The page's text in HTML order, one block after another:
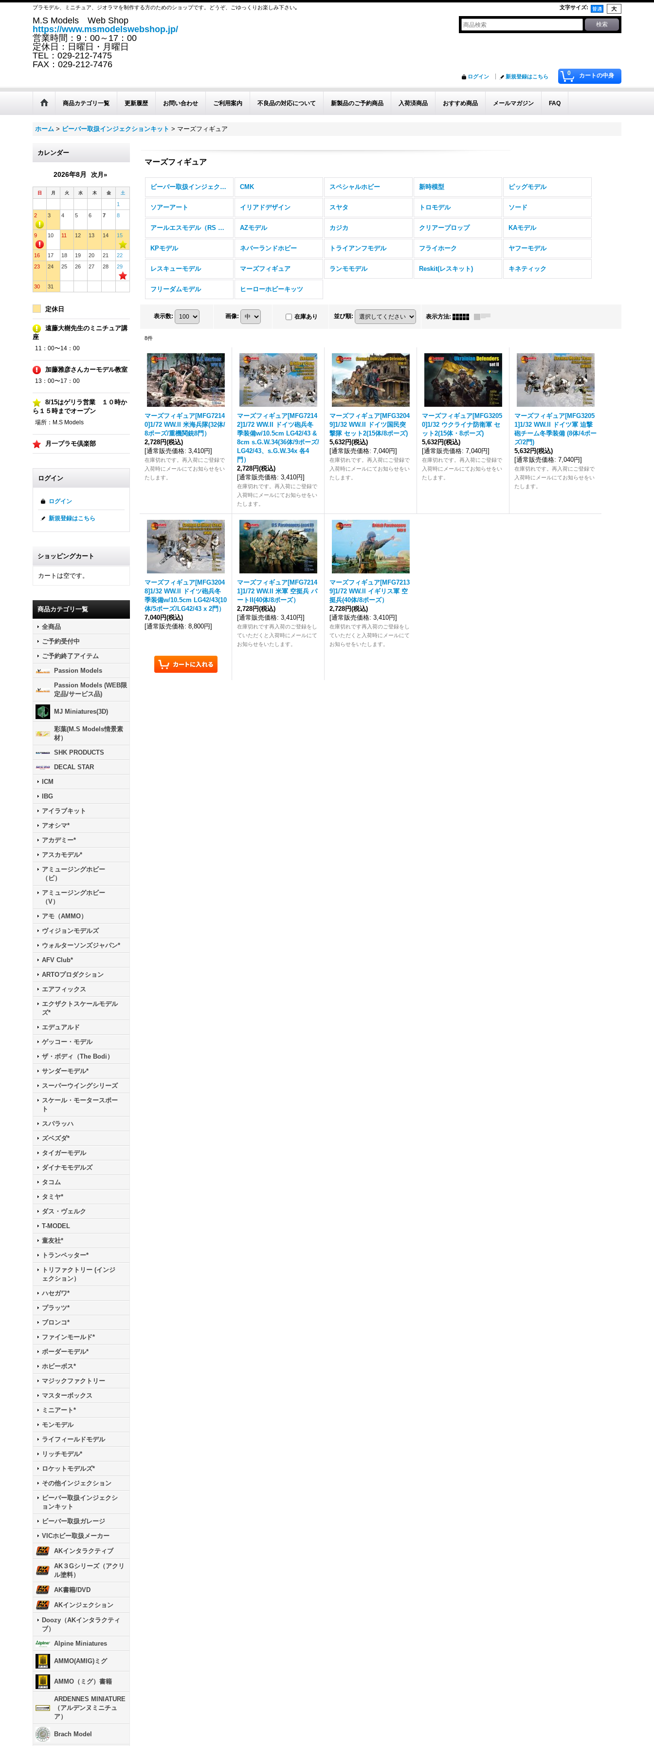
プラモデル、ミニチュア、ジオラマを制作する方のためのショップです。どうぞ、ごゆっくりお楽しみ下さい｡ 文字サイズ:
M.S Models Web Shop
https://www.msmodelswebshop.jp/
営業時間：9：00～17：00
定休日：日曜日・月曜日
TEL：029-212-7475
FAX：029-212-7476
0 カートの中身
ログイン 新規登録はこちら
商品カテゴリ一覧 更新履歴 お問い合わせ ご利用案内 不良品の対応について 新製品のご予約商品 入荷済商品 おすすめ商品 メールマガジン FAQ
ホーム > ビーバー取扱インジェクションキット > マーズフィギュア
カレンダー
2026年8月 次月»
日 月 火 水 木 金 土
1
2
3 4 5 6 7 8
9 10 11 12 13 14 15
16 17 18 19 20 21
22
23
24 25 26 27 28 29
30 31
定休日
遠藤大樹先生のミニチュア講
座
11：00〜14：00
加藤雅彦さんカーモデル教室
13：00〜17：00
8/15はゲリラ営業 １０時か
ら１５時までオープン
場所：M.S Models
月一プラモ倶楽部
ログイン
ログイン
新規登録はこちら
ショッピングカート
カートは空です。
商品カテゴリ一覧
全商品
ご予約受付中
ご予約終了アイテム
Passion Models
Passion Models (WEB限
定品/サービス品)
MJ Miniatures(3D)
彩葉(M.S Models情景素
材）
SHK PRODUCTS
DECAL STAR
ICM
IBG
アイラブキット
アオシマ*
アカデミー*
アスカモデル*
アミュージングホビー
（ビ）
アミュージングホビー
（V）
アモ（AMMO）
ヴィジョンモデルズ
ウォルターソンズジャパン*
AFV Club*
ARTOプロダクション
エアフィックス
エクザクトスケールモデル
ズ*
エデュアルド
ゲッコー・モデル
ザ・ボディ（The Bodi）
サンダーモデル*
スーパーウイングシリーズ
スケール・モータースポー
ト
スパラッハ
ズベズダ*
タイガーモデル
ダイナモモデルズ
タコム
タミヤ*
ダス・ヴェルク
T-MODEL
童友社*
トランペッター*
トリファクトリー (インジ
ェクション）
ハセガワ*
プラッツ*
ブロンコ*
ファインモールド*
ボーダーモデル*
ホビーボス*
マジックファクトリー
マスターボックス
ミニアート*
モンモデル
ライフィールドモデル
リッチモデル*
ロケットモデルズ*
その他インジェクション
ビーバー取扱インジェクシ
ョンキット
ビーバー取扱ガレージ
VICホビー取扱メーカー
AKインタラクティブ
AK３Gシリーズ（アクリ
ル塗料）
AK書籍/DVD
AKインジェクション
Doozy（AKインタラクティ
ブ）
Alpine Miniatures
AMMO(AMIG)ミグ
AMMO（ミグ）書籍
ARDENNES MINIATURE
（アルデンヌミニチュ
ア）
Brach Model
マーズフィギュア
ビーバー取扱インジェクションキット (全商品) CMK スペシャルホビー 新時模型 ピッグモデル
ソアーアート イリアドデザイン スヤタ トロモデル ソード
アールエスモデル（RS MODELS） AZモデル カジカ クリアープロップ KAモデル
KPモデル ネバーランドホビー トライアンフモデル フライホーク ヤフーモデル
レスキューモデル マーズフィギュア ランモモデル Reskit(レスキット) キネティック
フリーダムモデル ヒーローホビーキッツ
表示数: 画像: 在庫あり 並び順: 表示方法:
8件
マーズフィギュア[MFG7214
0]1/72 WW.II 米海兵隊(32体/
8ポーズ/重機関銃8門）
2,728円(税込)
[通常販売価格: 3,410円]
在庫切れです。再入荷にご登録で
入荷時にメールにてお知らせをい
たします。
マーズフィギュア[MFG7214
2]1/72 WW.II ドイツ砲兵冬
季装備w/10.5cm LG42/43 &
8cm s.G.W.34(36体/9ポーズ/
LG42/43、s.G.W.34x 各4
門）
2,728円(税込)
[通常販売価格: 3,410円]
在庫切れです。再入荷にご登録で
入荷時にメールにてお知らせをい
たします。
マーズフィギュア[MFG3204
9]1/32 WW.II ドイツ国民突
撃隊 セット2(15体/8ポーズ)
5,632円(税込)
[通常販売価格: 7,040円]
在庫切れです。再入荷にご登録で
入荷時にメールにてお知らせをい
たします。
マーズフィギュア[MFG3205
0]1/32 ウクライナ防衛軍 セ
ット2(15体・8ポーズ)
5,632円(税込)
[通常販売価格: 7,040円]
在庫切れです。再入荷にご登録で
入荷時にメールにてお知らせをい
たします。
マーズフィギュア[MFG3205
1]1/32 WW.II ドイツ軍 迫撃
砲チーム冬季装備 (8体/4ポー
ズ/2門)
5,632円(税込)
[通常販売価格: 7,040円]
在庫切れです。再入荷にご登録で
入荷時にメールにてお知らせをい
たします。
マーズフィギュア[MFG3204
8]1/32 WW.II ドイツ砲兵冬
季装備w/10.5cm LG42/43(10
体/5ポーズ/LG42/43 x 2門）
7,040円(税込)
[通常販売価格: 8,800円]
マーズフィギュア[MFG7214
1]1/72 WW.II 米軍 空挺兵 パ
ートII(40体/8ポーズ）
2,728円(税込)
[通常販売価格: 3,410円]
在庫切れです再入荷のご登録をし
ていただくと入荷時にメールにて
お知らせをいたします。
マーズフィギュア[MFG7213
9]1/72 WW.II イギリス軍 空
挺兵(40体/8ポーズ）
2,728円(税込)
[通常販売価格: 3,410円]
在庫切れです再入荷のご登録をし
ていただくと入荷時にメールにて
お知らせをいたします。